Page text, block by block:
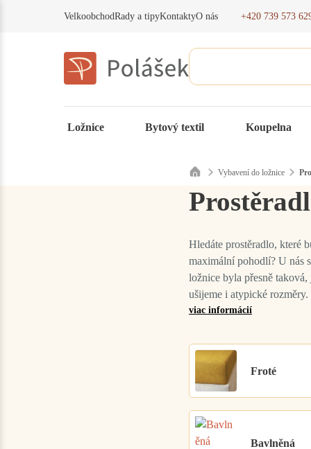
VelkoobchodRady a tipyKontaktyO nás +420 739 573
Ložnice Bytový textil Koupelna
Vybavení do ložnice
Hledáte prostěradlo, které
maximální pohodlí? U nás
ložnice byla přesně
ušijeme i atypické rozměry.
viac informácií
Froté
Bavlněná